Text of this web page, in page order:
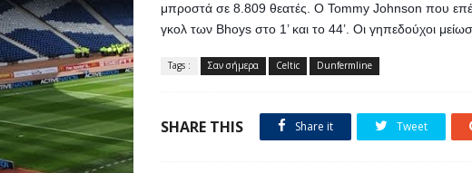
μπροστά σε 8.809 θεατές. Ο Tommy Johnson που
γκολ των Bhoys στο 1’ και το 44’. Οι γηπεδούχοι
Tags : Σαν σήμερα Celtic Dunfermline
SHARE THIS Share it Tweet